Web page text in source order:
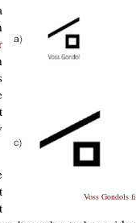
Voss Gondols